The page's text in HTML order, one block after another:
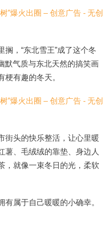
，“东北雪王”成了这个冬
默气质与东北天然的搞笑画
梗有趣的冬天。
街头的快乐整活，让心里暖
薯、毛绒绒的靠垫、身边人
，就像一束冬日的光，柔软
属于自己暖暖的小确幸。